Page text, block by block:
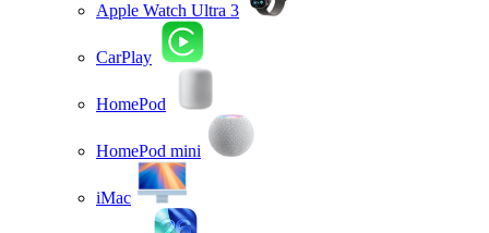
Apple Watch Ultra 3
CarPlay
HomePod
HomePod mini
iMac